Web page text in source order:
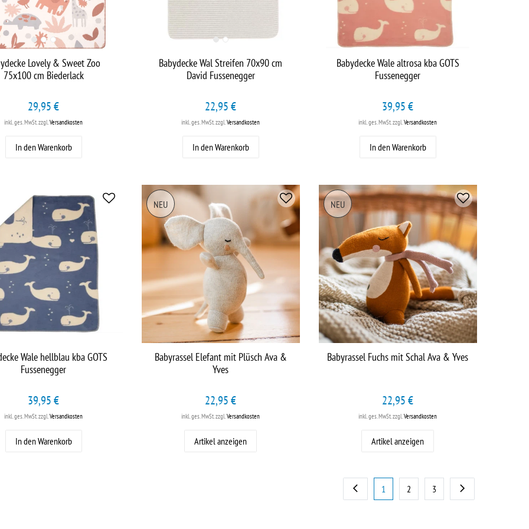
Lovely & Sweet Zoo
75x100 cm Biederlack
29,95 €
inkl. ges. MwSt.zzgl.Versandkosten
In den Warenkorb
Babydecke Wal Streifen 70x90 cm
David Fussenegger
22,95 €
inkl. ges. MwSt.zzgl.Versandkosten
In den Warenkorb
Babydecke Wale altrosa kba GOTS
Fussenegger
39,95 €
inkl. ges. MwSt.zzgl.Versandkosten
In den Warenkorb
Wale hellblau kba GOTS
Fussenegger
39,95 €
inkl. ges. MwSt. zzgl.Versandkosten
In den Warenkorb
NEU
Babyrassel Elefant mit Plüsch Ava &
Yves
22,95 €
inkl. ges. MwSt. zzgl.Versandkosten
Artikel anzeigen
NEU
Babyrassel Fuchs mit Schal Ava & Yves
22,95 €
inkl. ges. MwSt. zzgl.Versandkosten
Artikel anzeigen
1 2 3